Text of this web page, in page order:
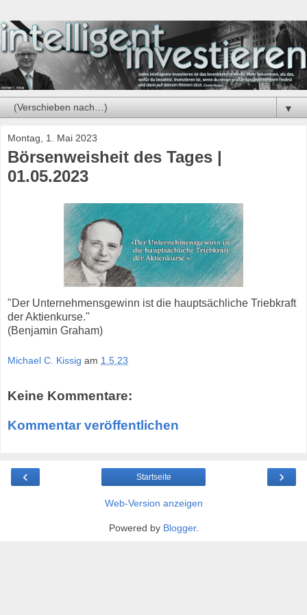
▼
Montag, 1. Mai 2023
Börsenweisheit des Tages |
01.05.2023
"Der Unternehmensgewinn ist die hauptsächliche Triebkraft
der Aktienkurse."
(Benjamin Graham)
Michael C. Kissig am 1.5.23
Keine Kommentare:
Kommentar veröffentlichen
‹ ›
Startseite
Web-Version anzeigen
Powered by Blogger.